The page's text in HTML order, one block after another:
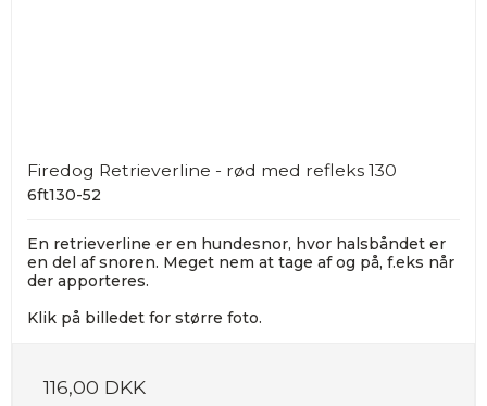
Firedog Retrieverline - rød med refleks 130
6ft130-52
En retrieverline er en hundesnor, hvor halsbåndet er
en del af snoren. Meget nem at tage af og på, f.eks når
der apporteres.
Klik på billedet for større foto.
116,00 DKK